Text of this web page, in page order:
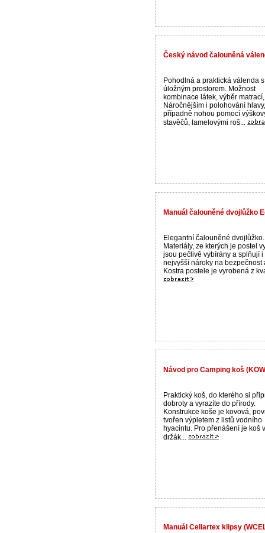
Český návod čalouněná
Pohodlná a praktická válenda s
úložným prostorem. Možnost
kombinace látek, výběr
Náročnějším i polohování hlavy,
případně nohou pomocí
stavěčů, lamelovými roš...
Manuál čalouněné dvojlůžko
Elegantní čalouněné dvojlůžko.
Materiály, ze kterých je postel
jsou pečlivě vybírány a splňují i
nejvyšší nároky na bezpečnost
Kostra postele je vyrobená z
Návod pro Camping koš
Praktický koš, do kterého si
dobroty a vyrazíte do přírody.
Konstrukce koše je kovová,
tvořen výpletem z listů vodního
hyacintu. Pro přenášení je koš
držák...
Manuál Cellartex klipsy